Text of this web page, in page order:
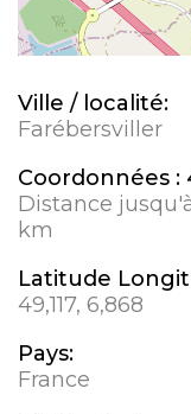
Ville / localité:
Farébersviller
Coordonnées :
Distance
km
Latitude
49,117, 6,868
Pays:
France